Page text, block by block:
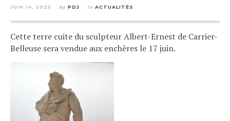
JUIN 14, 2025 by PDJ in ACTUALITÉS
Cette terre cuite du sculpteur Albert-Ernest de Carrier-
Belleuse sera vendue aux enchères le 17 juin.